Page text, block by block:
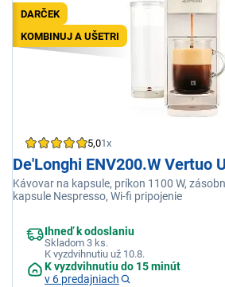
DARČEK
KOMBINUJ A UŠETRI
5,01x
De'Longhi ENV200.W Vertuo
Kávovar na kapsule, príkon 1100 W,
kapsule Nespresso, Wi-fi pripojenie
Ihneď k odoslaniu
Skladom 3 ks.
K vyzdvihnutiu už 10.8.
K vyzdvihnutiu do 15 minút
v 6 predajniach